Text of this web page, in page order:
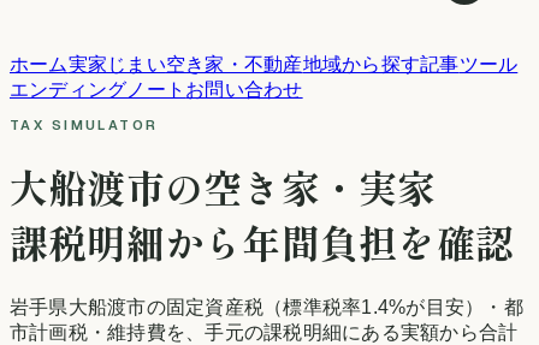
ホーム実家じまい空き家・不動産地域から探す記事ツール
エンディングノート お問い合わせ
TAX SIMULATOR
大船渡市の空き家・実家
課税明細から年間負担を確認
岩手県大船渡市の固定資産税 （標準税率1.4%が目安）
・都
市計画税・維持費を、手元の課税明細にある実額から合計